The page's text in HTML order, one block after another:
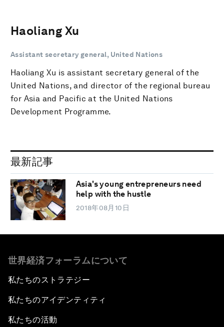
Haoliang Xu
Assistant secretary general, United Nations
Haoliang Xu is assistant secretary general of the
United Nations, and director of the regional bureau
for Asia and Pacific at the United Nations
Development Programme.
最新記事
Asia's young entrepreneurs need
help with the hustle
2018年08月10日
世界経済フォーラムについて
私たちのストラテジー
私たちのアイデンティティ
私たちの活動